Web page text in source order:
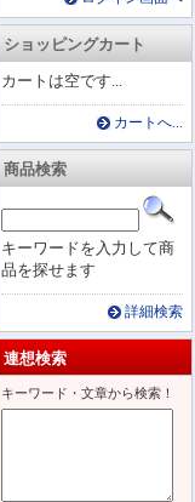
ショッピングカート
カートは空です...
カートへ...
商品検索
キーワードを入力して商
品を探せます
詳細検索
連想検索
キーワード・文章から検索！